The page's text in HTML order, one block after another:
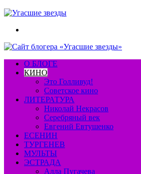
О БЛОГЕ
КИНО
Это Голливуд!
Советское кино
ЛИТЕРАТУРА
Николай Некрасов
Серебряный век
Евгений Евтушенко
ЕСЕНИН
ТУРГЕНЕВ
МУЛЬТЫ
ЭСТРАДА
Алла Пугачева